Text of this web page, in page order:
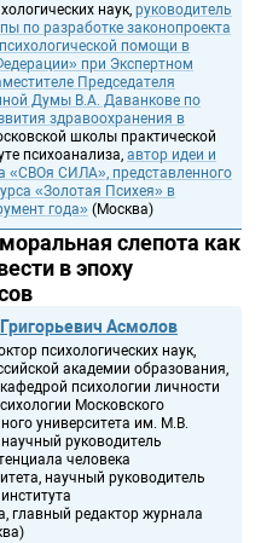
наук, руководитель
по разработке законопроекта
помощи в
при Экспертном
Председателя
Думы В.А. Даванкове по
здравоохранения в
школы практической
психоанализа, автор идеи и
«СВОя СИЛА», представленного
«Золотая Психея» в
года» (Москва)
слепота как
в эпоху
Асмолов
психологических наук,
академии образования,
психологии личности
Московского
университета им. М.В.
руководитель
человека
научный руководитель
главный редактор журнала